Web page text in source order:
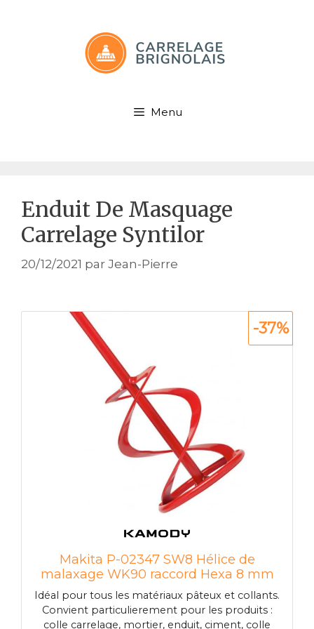
Menu
Enduit De Masquage
Carrelage Syntilor
20/12/2021 par Jean-Pierre
Makita P-02347 SW8 Hélice de
malaxage WK90 raccord Hexa 8 mm
Idéal pour tous les matériaux pâteux et collants.
Convient particulierement pour les produits :
colle carrelage, mortier, enduit, ciment, colle
-37%